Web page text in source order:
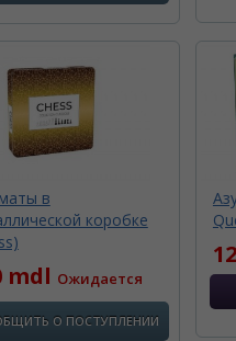
в
коробке
mdl Ожидается
О ПОСТУПЛЕНИИ